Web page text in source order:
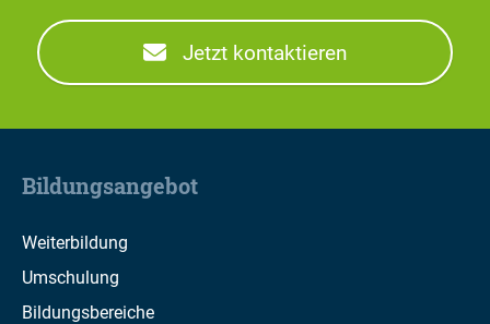
Jetzt kontaktieren
Bildungsangebot
Weiterbildung
Umschulung
Bildungsbereiche